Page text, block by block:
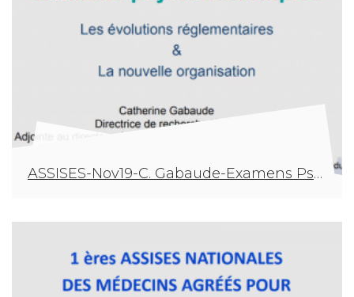
ASSISES-Nov19-C. Gabaude-Examens Psychotechniques